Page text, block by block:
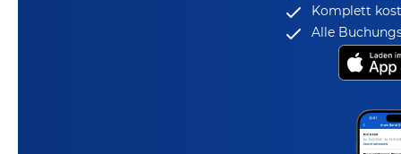
Komplett
Alle